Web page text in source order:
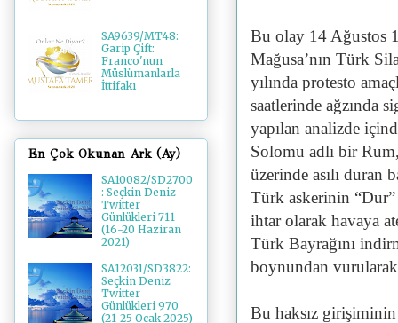
Bu olay 14 Ağustos
Mağusa’nın Türk
yılında protesto
saatlerinde ağzında
yapılan analizde
Solomu adlı bir
üzerinde asılı duran
Türk askerinin
ihtar olarak havaya
Türk Bayrağını
boynundan
Bu haksız girişiminin
SA9639/MT48:
Garip Çift:
Franco'nun
Müslümanlarla
İttifakı
En Çok Okunan Ark (Ay)
SA10082/SD2700
: Seçkin Deniz
Twitter
Günlükleri 711
(16-20 Haziran
2021)
SA12031/SD3822:
Seçkin Deniz
Twitter
Günlükleri 970
(21-25 Ocak 2025)